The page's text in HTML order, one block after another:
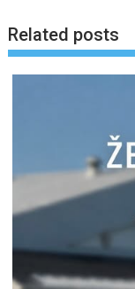
Related posts